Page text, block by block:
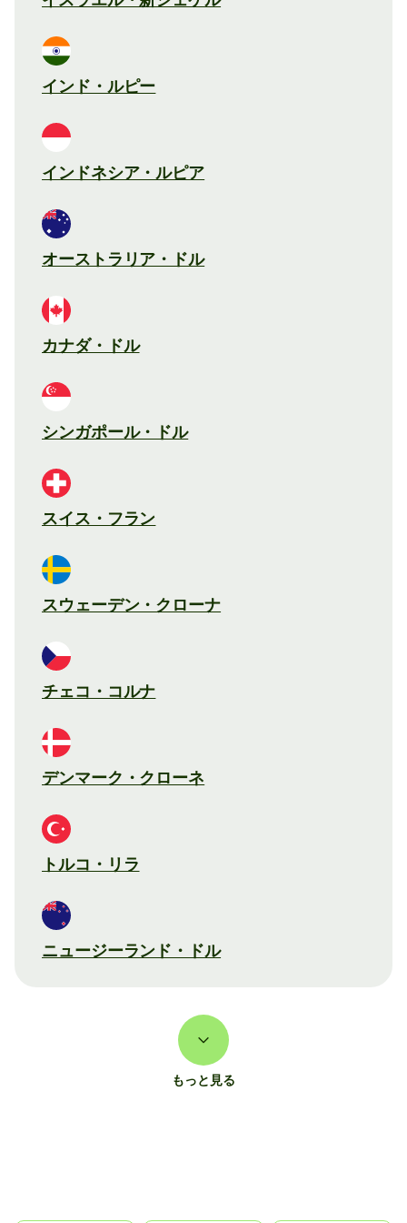
インド・ルピー
インドネシア・ルピア
オーストラリア・ドル
カナダ・ドル
シンガポール・ドル
スイス・フラン
スウェーデン・クローナ
チェコ・コルナ
デンマーク・クローネ
トルコ・リラ
ニュージーランド・ドル
もっと見る